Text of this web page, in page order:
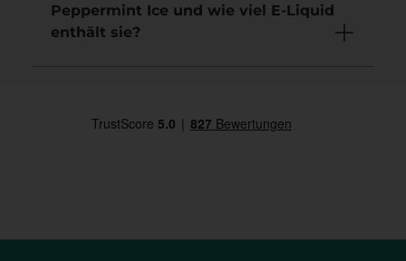
Peppermint Ice und wie viel E-Liquid
enthält sie?